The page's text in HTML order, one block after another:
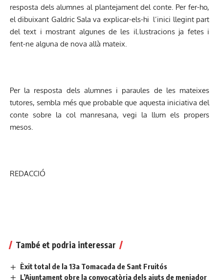
resposta dels alumnes al plantejament del conte. Per fer-ho,
el dibuixant Galdric Sala va explicar-els-hi l’inici llegint part
del text i mostrant algunes de les il.lustracions ja fetes i
fent-ne alguna de nova allà mateix.
Per la resposta dels alumnes i paraules de les mateixes
tutores, sembla més que probable que aquesta iniciativa del
conte sobre la col manresana, vegi la llum els propers
mesos.
REDACCIÓ
També et podria interessar
Èxit total de la 13a Tomacada de Sant Fruitós
L’Ajuntament obre la convocatòria dels ajuts de menjador